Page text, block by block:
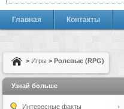
Главная Контакты
> Игры > Ролевые (RPG)
Узнай больше
Интересные факты